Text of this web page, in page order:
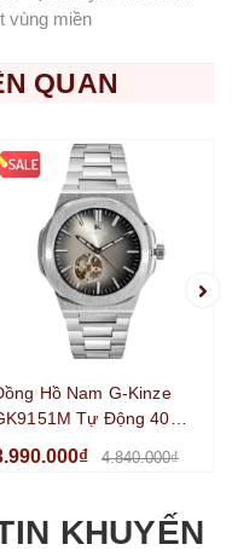
vùng miền
QUAN
Hồ Nam G-Kinze
Tự Động 40mm
Mặt Xám
4.840.000₫
KHUYẾN